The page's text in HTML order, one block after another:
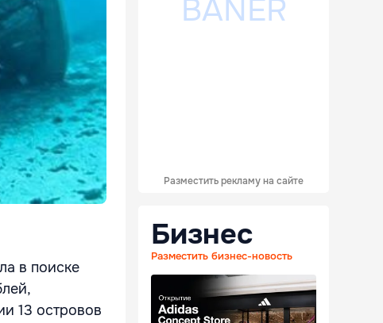
в поиске
13 островов
Разместить рекламу на сайте
Бизнес
Разместить бизнес-новость